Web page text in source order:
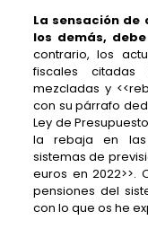
La sensación
los demás,
contrario, los
fiscales
mezcladas y
con su párrafo
Ley de
la rebaja en las
sistemas de
euros en
pensiones del
con lo que os he